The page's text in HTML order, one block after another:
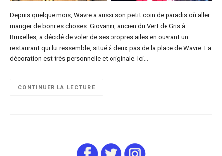
Depuis quelque mois, Wavre a aussi son petit coin de paradis où aller
manger de bonnes choses. Giovanni, ancien du Vert de Gris à
Bruxelles, a décidé de voler de ses propres ailes en ouvrant un
restaurant qui lui ressemble, situé à deux pas de la place de Wavre. La
décoration est très personnelle et originale. Ici…
CONTINUER LA LECTURE